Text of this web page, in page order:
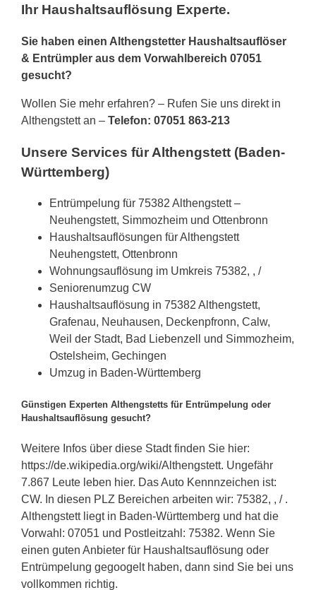
Ihr Haushaltsauflösung Experte.
Sie haben einen Althengstetter Haushaltsauflöser
& Entrümpler aus dem Vorwahlbereich 07051
gesucht?
Wollen Sie mehr erfahren? – Rufen Sie uns direkt in
Althengstett an – Telefon: 07051 863-213
Unsere Services für Althengstett (Baden-
Württemberg)
Entrümpelung für 75382 Althengstett –
Neuhengstett, Simmozheim und Ottenbronn
Haushaltsauflösungen für Althengstett
Neuhengstett, Ottenbronn
Wohnungsauflösung im Umkreis 75382, , /
Seniorenumzug CW
Haushaltsauflösung in 75382 Althengstett,
Grafenau, Neuhausen, Deckenpfronn, Calw,
Weil der Stadt, Bad Liebenzell und Simmozheim,
Ostelsheim, Gechingen
Umzug in Baden-Württemberg
Günstigen Experten Althengstetts für Entrümpelung oder
Haushaltsauflösung gesucht?
Weitere Infos über diese Stadt finden Sie hier:
https://de.wikipedia.org/wiki/Althengstett. Ungefähr
7.867 Leute leben hier. Das Auto Kennnzeichen ist:
CW. In diesen PLZ Bereichen arbeiten wir: 75382, , / .
Althengstett liegt in Baden-Württemberg und hat die
Vorwahl: 07051 und Postleitzahl: 75382. Wenn Sie
einen guten Anbieter für Haushaltsauflösung oder
Entrümpelung gegoogelt haben, dann sind Sie bei uns
vollkommen richtig.